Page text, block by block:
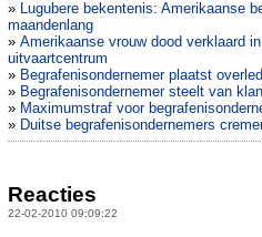
» Lugubere bekentenis: Amerikaanse
maandenlang
» Amerikaanse vrouw dood verklaard
uitvaartcentrum
» Begrafenisondernemer plaatst
» Begrafenisondernemer steelt van
» Maximumstraf voor
» Duitse begrafenisondernemers
Reacties
22-02-2010 09:09:22